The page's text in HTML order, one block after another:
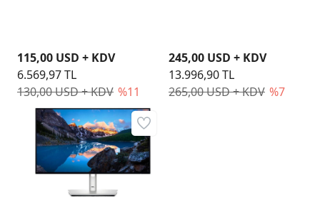
130,00 USD + KDV %11
115,00 USD + KDV
6.569,97 TL
265,00 USD + KDV %7
245,00 USD + KDV
13.996,90 TL